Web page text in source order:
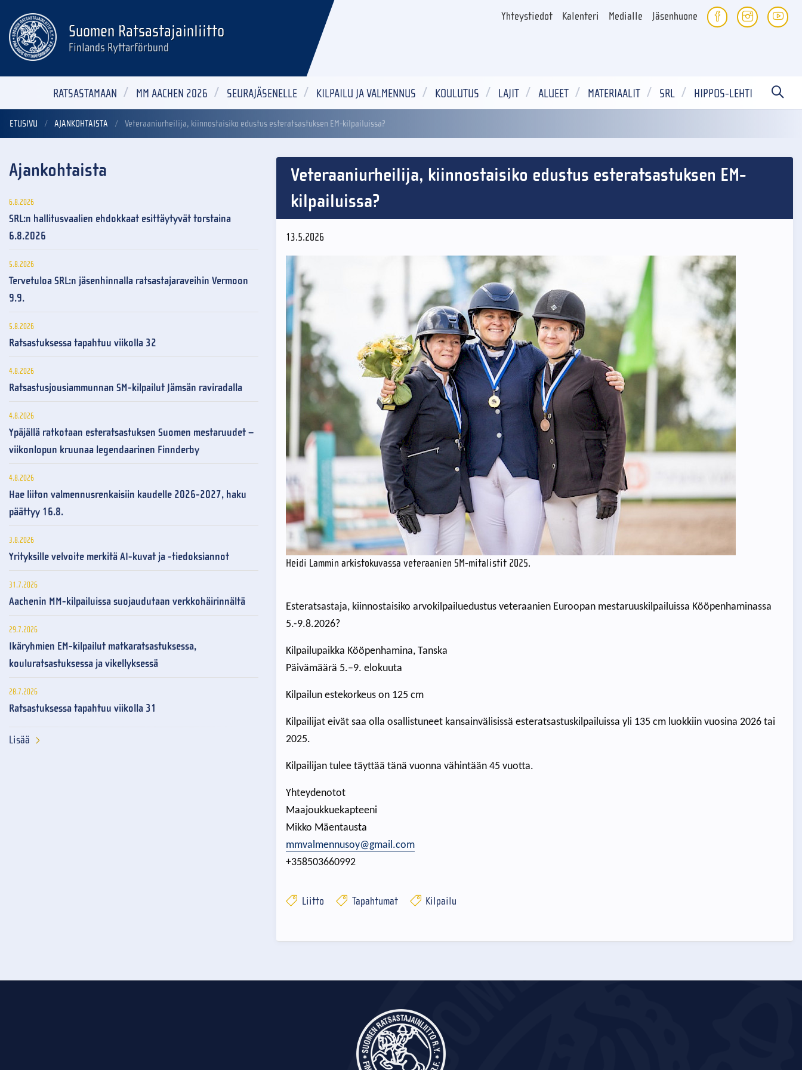
Yhteystiedot Kalenteri Medialle Jäsenhuone
Suomen Ratsastajainliitto
Finlands Ryttarförbund
RATSASTAMAAN MM AACHEN 2026 SEURAJÄSENELLE KILPAILU JA VALMENNUS KOULUTUS LAJIT ALUEET MATERIAALIT SRL HIPPOS-LEHTI
ETUSIVU AJANKOHTAISTA Veteraaniurheilija, kiinnostaisiko edustus esteratsastuksen EM-kilpailuissa?
Veteraaniurheilija, kiinnostaisiko edustus esteratsastuksen EM-
kilpailuissa?
13.5.2026
Heidi Lammin arkistokuvassa veteraanien SM-mitalistit 2025.
Esteratsastaja, kiinnostaisiko arvokilpailuedustus veteraanien Euroopan mestaruuskilpailuissa Kööpenhaminassa
5.-9.8.2026?
Kilpailupaikka Kööpenhamina, Tanska
Päivämäärä 5.–9. elokuuta
Kilpailun estekorkeus on 125 cm
Kilpailijat eivät saa olla osallistuneet kansainvälisissä esteratsastuskilpailuissa yli 135 cm luokkiin vuosina 2026 tai
2025.
Kilpailijan tulee täyttää tänä vuonna vähintään 45 vuotta.
Yhteydenotot
Maajoukkuekapteeni
Mikko Mäentausta
mmvalmennusoy@gmail.com
+358503660992
Liitto Tapahtumat Kilpailu
Ajankohtaista
6.8.2026
SRL:n hallitusvaalien ehdokkaat esittäytyvät torstaina
6.8.2026
5.8.2026
Tervetuloa SRL:n jäsenhinnalla ratsastajaraveihin Vermoon
9.9.
5.8.2026
Ratsastuksessa tapahtuu viikolla 32
4.8.2026
Ratsastusjousiammunnan SM-kilpailut Jämsän raviradalla
4.8.2026
Ypäjällä ratkotaan esteratsastuksen Suomen mestaruudet –
viikonlopun kruunaa legendaarinen Finnderby
4.8.2026
Hae liiton valmennusrenkaisiin kaudelle 2026-2027, haku
päättyy 16.8.
3.8.2026
Yrityksille velvoite merkitä AI-kuvat ja -tiedoksiannot
31.7.2026
Aachenin MM-kilpailuissa suojaudutaan verkkohäirinnältä
29.7.2026
Ikäryhmien EM-kilpailut matkaratsastuksessa,
kouluratsastuksessa ja vikellyksessä
28.7.2026
Ratsastuksessa tapahtuu viikolla 31
Lisää